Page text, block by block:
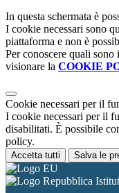
In questa schermata è
I cookie necessari sono
piattaforma e non è
Per conoscere quali
visionare la COOKIE
Cookie necessari per il
I cookie necessari per il
disabilitati. È possibile
policy.
Accetta tutti Salva le